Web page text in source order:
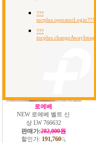
로에베
NEW 로에베 벨트 신
상 LW 766632
판매가:282,000원
할인가: 191,760